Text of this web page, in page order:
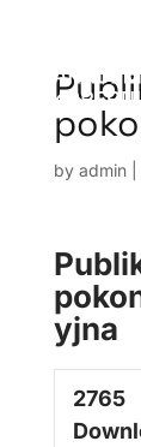
by admin|
yjna
2765